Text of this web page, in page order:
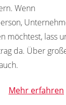
Wenn
möchtest, lass
da. Über
Mehr erfahren